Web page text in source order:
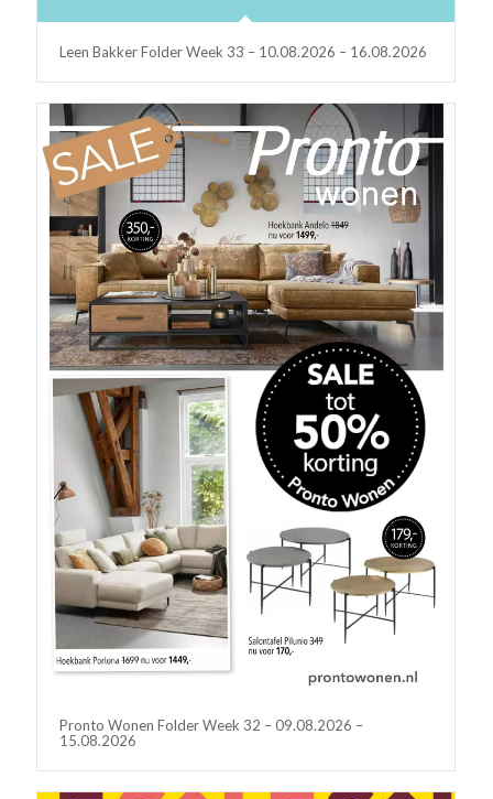
Leen Bakker Folder Week 33 – 10.08.2026 – 16.08.2026
Pronto Wonen Folder Week 32 – 09.08.2026 –
15.08.2026